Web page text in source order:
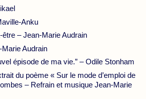
Anku
– Jean-Marie Audrain
Audrain
épisode de ma vie.” – Odile Stonham
du poème « Sur le mode d’emploi de
– Refrain et musique Jean-Marie